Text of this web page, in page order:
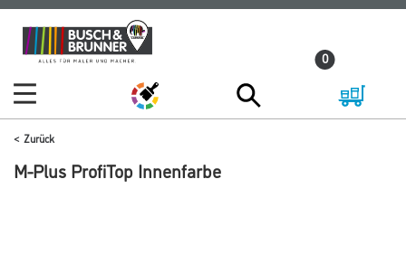
Zum
Inhalt
Zum
Navigationsmenü
0
Zurück
M-Plus ProfiTop Innenfarbe